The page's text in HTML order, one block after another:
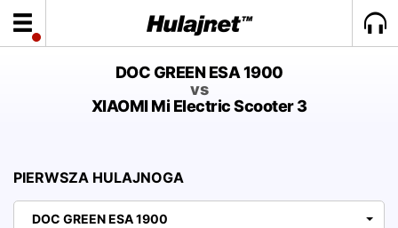
DOC GREEN ESA 1900
vs
XIAOMI Mi Electric Scooter 3
PIERWSZA HULAJNOGA
DOC GREEN ESA 1900